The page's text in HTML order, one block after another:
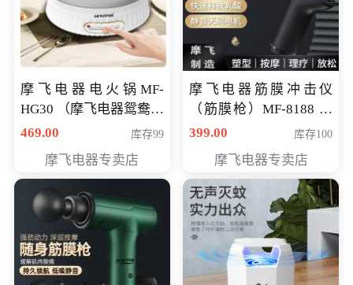
摩飞电器电火锅MF-
HG30 （摩飞电器鸳鸯锅
MF-HG30 ） 会员专享价
469.00 库存99
摩飞电器专卖店
摩飞电器筋膜冲击仪
（筋膜枪）MF-8188 会
员专享价268元
399.00 库存100
摩飞电器专卖店